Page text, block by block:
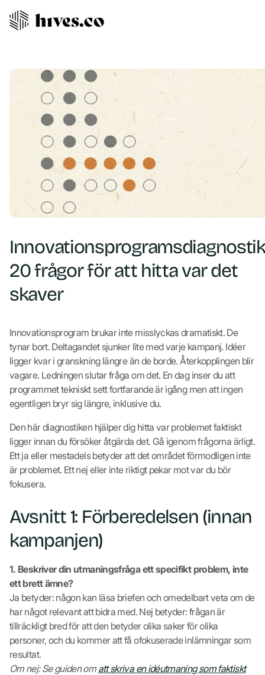
20 frågor för att hitta var det
skaver
Innovationsprogram brukar inte misslyckas dramatiskt. De
tynar bort. Deltagandet sjunker lite med varje kampanj. Idéer
ligger kvar i granskning längre än de borde. Återkopplingen blir
vagare. Ledningen slutar fråga om det. En dag inser du att
programmet tekniskt sett fortfarande är igång men att ingen
egentligen bryr sig längre, inklusive du.
Den här diagnostiken hjälper dig hitta var problemet faktiskt
ligger innan du försöker åtgärda det. Gå igenom frågorna ärligt.
Ett ja eller mestadels betyder att det området förmodligen inte
är problemet. Ett nej eller inte riktigt pekar mot var du bör
fokusera.
Avsnitt 1: Förberedelsen (innan
kampanjen)
1. Beskriver din utmaningsfråga ett specifikt problem, inte
ett brett ämne?
Ja betyder: någon kan läsa briefen och omedelbart veta om de
har något relevant att bidra med. Nej betyder: frågan är
tillräckligt bred för att den betyder olika saker för olika
personer, och du kommer att få ofokuserade inlämningar som
resultat.
Om nej: Se guiden om att skriva en idéutmaning som faktiskt